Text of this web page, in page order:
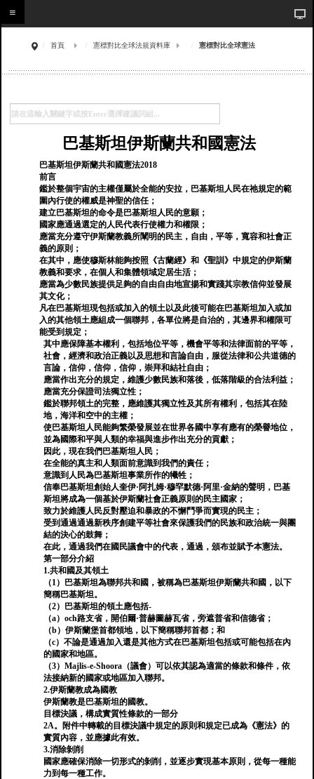
首頁 憲標對比全球法規資料庫 憲標對比全球憲法
巴基斯坦伊斯蘭共和國憲法
巴基斯坦伊斯蘭共和國憲法2018
前言
鑑於整個宇宙的主權僅屬於全能的安拉，巴基斯坦人民在祂規定的範
圍內行使的權威是神聖的信任；
建立巴基斯坦的命令是巴基斯坦人民的意願；
國家應通過選定的人民代表行使權力和權限；
應當充分遵守伊斯蘭教義所闡明的民主，自由，平等，寬容和社會正
義的原則；
在其中，應使穆斯林能夠按照《古蘭經》和《聖訓》中規定的伊斯蘭
教義和要求，在個人和集體領域定居生活；
應當為少數民族提供足夠的自由自由地宣揚和實踐其宗教信仰並發展
其文化；
凡在巴基斯坦現包括或加入的領土以及此後可能在巴基斯坦加入或加
入的其他領土應組成一個聯邦，各單位將是自治的，其邊界和權限可
能受到規定；
其中應保障基本權利，包括地位平等，機會平等和法律面前的平等，
社會，經濟和政治正義以及思想和言論自由，服從法律和公共道德的
言論，信仰，信仰，信仰，崇拜和結社自由；
應當作出充分的規定，維護少數民族和落後，低落階級的合法利益；
應當充分保證司法獨立性；
鑑於聯邦領土的完整，應維護其獨立性及其所有權利，包括其在陸
地，海洋和空中的主權；
使巴基斯坦人民能夠繁榮發展並在世界各國中享有應有的榮譽地位，
並為國際和平與人類的幸福與進步作出充分的貢獻；
因此，現在我們巴基斯坦人民；
在全能的真主和人類面前意識到我們的責任；
意識到人民為巴基斯坦事業所作的犧牲；
信奉巴基斯坦創始人奎伊·阿扎姆·穆罕默德·阿里·金納的聲明，巴基
斯坦將成為一個基於伊斯蘭社會正義原則的民主國家；
致力於維護人民反對壓迫和暴政的不懈鬥爭而實現的民主；
受到通過通過新秩序創建平等社會來保護我們的民族和政治統一與團
結的決心的鼓舞；
在此，通過我們在國民議會中的代表，通過，頒布並賦予本憲法。
第一部分介紹
1.共和國及其領土
（1）巴基斯坦為聯邦共和國，被稱為巴基斯坦伊斯蘭共和國，以下
簡稱巴基斯坦。
（2）巴基斯坦的領土應包括-
（a）och路支省，開伯爾·普赫圖赫瓦省，旁遮普省和信德省；
（b）伊斯蘭堡首都領地，以下簡稱聯邦首都；和
（c）不論是通過加入還是其他方式在巴基斯坦包括或可能包括在內
的國家和地區。
（3）Majlis-e-Shoora（議會）可以依其認為適當的條款和條件，依
法接納新的國家或地區加入聯邦。
2.伊斯蘭教成為國教
伊斯蘭教是巴基斯坦的國教。
目標決議，構成實質性條款的一部分
2A。附件中轉載的目標決議中規定的原則和規定已成為《憲法》的
實質內容，並應據此有效。
3.消除剝削
國家應確保消除一切形式的剝削，並逐步實現基本原則，從每一種能
力到每一種工作。